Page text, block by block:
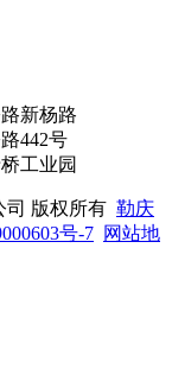
新杨路
442号
工业园
司 版权所有 勒庆
号-7 网站地